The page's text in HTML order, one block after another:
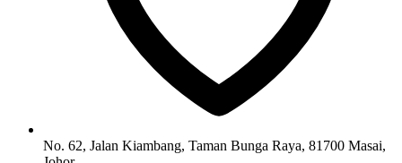
No. 62, Jalan Kiambang, Taman Bunga Raya, 81700 Masai,